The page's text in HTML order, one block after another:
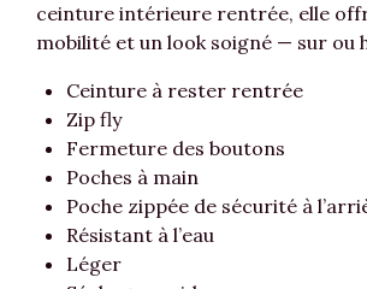
ceinture intérieure rentrée, elle
mobilité et un look soigné — sur ou
Ceinture à rester rentrée
Zip fly
Fermeture des boutons
Poches à main
Poche zippée de sécurité à
Résistant à l’eau
Léger